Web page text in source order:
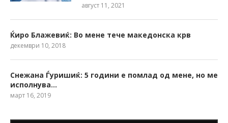
август 11, 2021
Ќиро Блажевиќ: Во мене тече македонска крв
декември 10, 2018
Снежана Ѓуришиќ: 5 години е помлад од мене, но ме
исполнува…
март 16, 2019